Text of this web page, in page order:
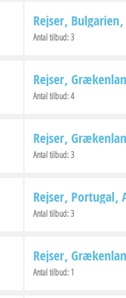
Rejser Bulgarien
Antal tilbud:3
Rejser
Antal tilbud:4
Rejser
Antal tilbud:3
Rejser Portugal
Antal tilbud:3
Rejser
Antal tilbud: 1